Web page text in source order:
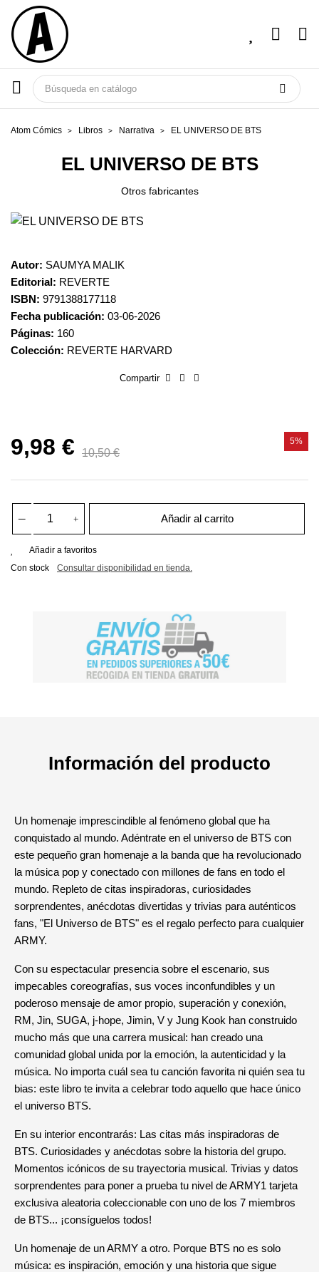
Atom Cómics Libros Narrativa EL UNIVERSO DE BTS
EL UNIVERSO DE BTS
Otros fabricantes
Autor: SAUMYA MALIK
Editorial: REVERTE
ISBN: 9791388177118
Fecha publicación: 03-06-2026
Páginas: 160
Colección: REVERTE HARVARD
Compartir
9,98 € 10,50 €
5%
Añadir al carrito
Añadir a favoritos
Con stock
Consultar disponibilidad en tienda.
Información del producto
Un homenaje imprescindible al fenómeno global que ha
conquistado al mundo. Adéntrate en el universo de BTS con
este pequeño gran homenaje a la banda que ha revolucionado
la música pop y conectado con millones de fans en todo el
mundo. Repleto de citas inspiradoras, curiosidades
sorprendentes, anécdotas divertidas y trivias para auténticos
fans, "El Universo de BTS" es el regalo perfecto para cualquier
ARMY.
Con su espectacular presencia sobre el escenario, sus
impecables coreografías, sus voces inconfundibles y un
poderoso mensaje de amor propio, superación y conexión,
RM, Jin, SUGA, j-hope, Jimin, V y Jung Kook han construido
mucho más que una carrera musical: han creado una
comunidad global unida por la emoción, la autenticidad y la
música. No importa cuál sea tu canción favorita ni quién sea tu
bias: este libro te invita a celebrar todo aquello que hace único
el universo BTS.
En su interior encontrarás: Las citas más inspiradoras de
BTS. Curiosidades y anécdotas sobre la historia del grupo.
Momentos icónicos de su trayectoria musical. Trivias y datos
sorprendentes para poner a prueba tu nivel de ARMY1 tarjeta
exclusiva aleatoria coleccionable con uno de los 7 miembros
de BTS... ¡consíguelos todos!
Un homenaje de un ARMY a otro. Porque BTS no es solo
música: es inspiración, emoción y una historia que sigue